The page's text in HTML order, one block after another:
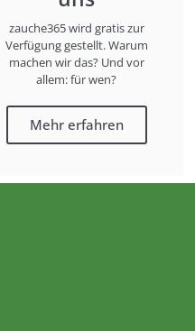
zauche365 wird gratis zur
Verfügung gestellt. Warum
machen wir das? Und vor
allem: für wen?
Mehr erfahren